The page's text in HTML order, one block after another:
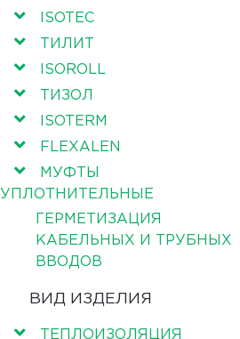
ISOTEC
ТИЛИТ
ISOROLL
ТИЗОЛ
ISOTERM
FLEXALEN
МУФТЫ
УПЛОТНИТЕЛЬНЫЕ
ГЕРМЕТИЗАЦИЯ
КАБЕЛЬНЫХ И ТРУБНЫХ
ВВОДОВ
ВИД ИЗДЕЛИЯ
ТЕПЛОИЗОЛЯЦИЯ